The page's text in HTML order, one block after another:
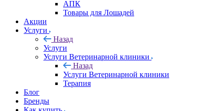
АПК
Товары для Лошадей
Акции
Услуги
Назад
Услуги
Услуги Ветеринарной клиники
Назад
Услуги Ветеринарной клиники
Терапия
Блог
Бренды